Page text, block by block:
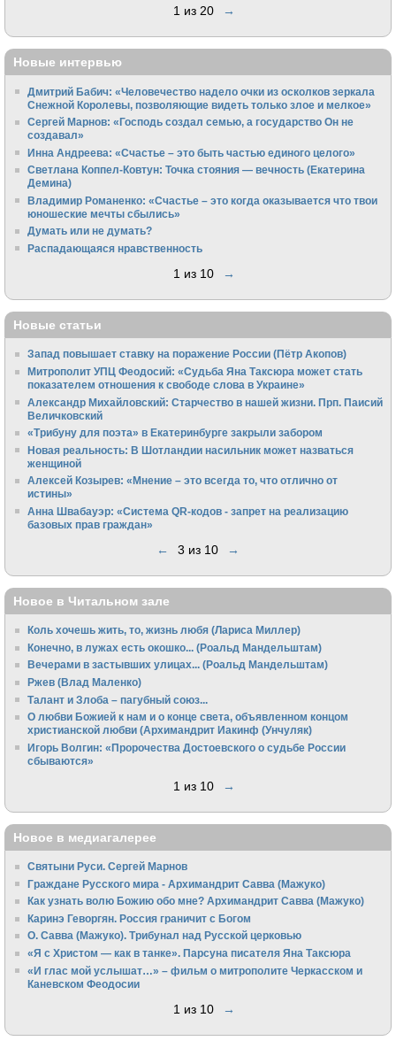
1 из 20 →
Новые интервью
Дмитрий Бабич: «Человечество надело очки из осколков зеркала
Снежной Королевы, позволяющие видеть только злое и мелкое»
Сергей Марнов: «Господь создал семью, а государство Он не
создавал»
Инна Андреева: «Счастье – это быть частью единого целого»
Светлана Коппел-Ковтун: Точка стояния — вечность (Екатерина
Демина)
Владимир Романенко: «Счастье – это когда оказывается что твои
юношеские мечты сбылись»
Думать или не думать?
Распадающаяся нравственность
1 из 10 →
Новые статьи
Запад повышает ставку на поражение России (Пётр Акопов)
Митрополит УПЦ Феодосий: «Судьба Яна Таксюра может стать
показателем отношения к свободе слова в Украине»
Алек­сандр Михайловский: Старчество в нашей жизни. Прп. Паисий
Величковский
«Трибуну для поэта» в Екатеринбурге закрыли забором
Новая реальность: В Шотландии насильник может назваться
женщиной
Алексей Козырев: «Мнение – это всегда то, что отлично от
истины»
Анна Швабауэр: «Система QR-кодов - запрет на реализацию
базовых прав граждан»
← 3 из 10 →
Новое в Читальном зале
Коль хочешь жить, то, жизнь любя (Лариса Миллер)
Конечно, в лужах есть окошко... (Роальд Мандельштам)
Вечерами в застывших улицах... (Роальд Мандельштам)
Ржев (Влад Маленко)
Талант и Злоба – пагубный союз...
О любви Божией к нам и о конце света, объявленном концом
христианской любви (Архимандрит Иакинф (Унчуляк)
Игорь Волгин: «Пророчества Достоевского о судьбе России
сбываются»
1 из 10 →
Новое в медиагалерее
Святыни Руси. Сергей Марнов
Граждане Русского мира - Архимандрит Савва (Мажуко)
Как узнать волю Божию обо мне? Архимандрит Савва (Мажуко)
Каринэ Геворгян. Россия граничит с Богом
О. Савва (Мажуко). Трибунал над Русской церковью
«Я с Христом — как в танке». Парсуна писателя Яна Таксюра
«И глас мой услышат…» – фильм о митрополите Черкасском и
Каневском Феодосии
1 из 10 →